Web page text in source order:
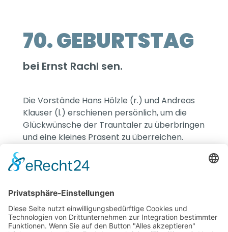
70. GEBURTSTAG
bei Ernst Rachl sen.
Die Vorstände Hans Hölzle (r.) und Andreas
Klauser (l.) erschienen persönlich, um die
Glückwünsche der Trauntaler zu überbringen
und eine kleines Präsent zu überreichen.
Vereins!